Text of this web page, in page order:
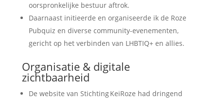
oorspronkelijke bestuur aftrok.
Daarnaast initieerde en organiseerde ik de Roze
Pubquiz en diverse community-evenementen,
gericht op het verbinden van LHBTIQ+ en allies.
Organisatie & digitale
zichtbaarheid
De website van Stichting KeiRoze had dringend